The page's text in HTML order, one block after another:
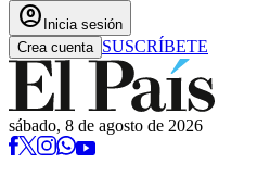
account_circle Inicia sesión
Crea cuenta SUSCRÍBETE
sábado, 8 de agosto de 2026